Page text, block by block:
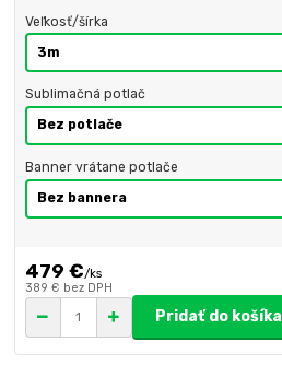
Veľkosť/šírka
Sublimačná potlač
Banner vrátane potlače
479 €/ks
389 € bez DPH
Pridať do košíka